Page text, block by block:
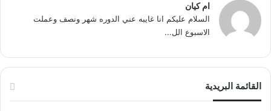
ام كيان
السلام عليكم انا غايبه عني الدوره شهر ونصف وعملت
الاسبوع الل...
القائمة البريدية